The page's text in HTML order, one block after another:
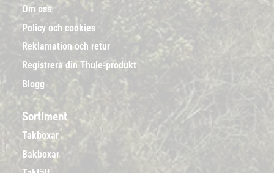
Om oss
Policy och cookies
Reklamation och retur
Registrera din Thule-produkt
Blogg
Sortiment
Takboxar
Bakboxar